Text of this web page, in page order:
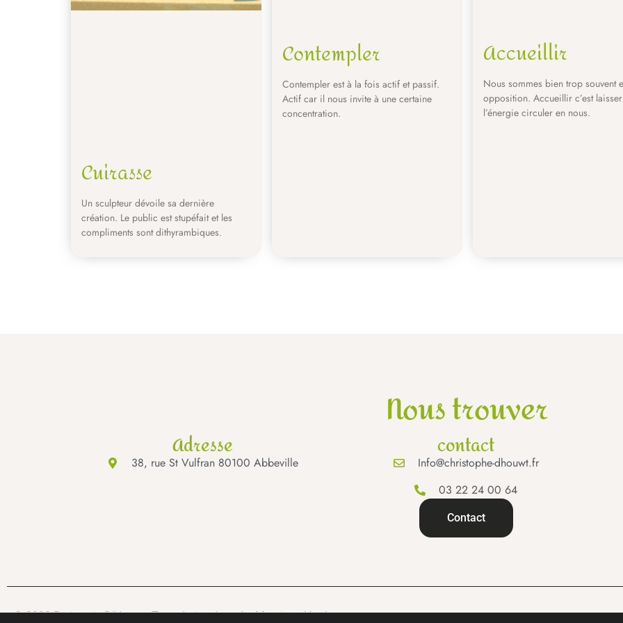
Cuirasse
Un sculpteur dévoile sa dernière
création. Le public est stupéfait et les
compliments sont dithyrambiques.
Contempler
Contempler est à la fois actif et passif.
Actif car il nous invite à une certaine
concentration.
Accueillir
Nous sommes bien trop souvent
opposition. Accueillir c’est laisser
l’énergie circuler en nous.
Nous trouver
Adresse
38, rue St Vulfran 80100 Abbeville
contact
Info@christophe-dhouwt.fr
03 22 24 00 64
Contact
© 2022 Patisserie D’Houwt. Tous droits réservés.Mentions légales.